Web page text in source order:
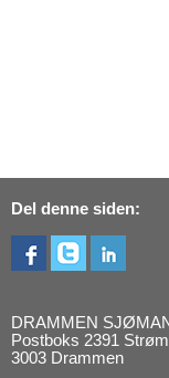
Del denne siden:
DRAMMEN
Postboks 2391
3003 Drammen